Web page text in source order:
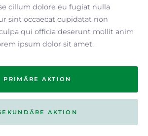
cillum dolore eu fugiat nulla
sint occaecat cupidatat non
qui officia deserunt mollit anim
ipsum dolor sit amet.
PRIMÄRE AKTION
AKTION